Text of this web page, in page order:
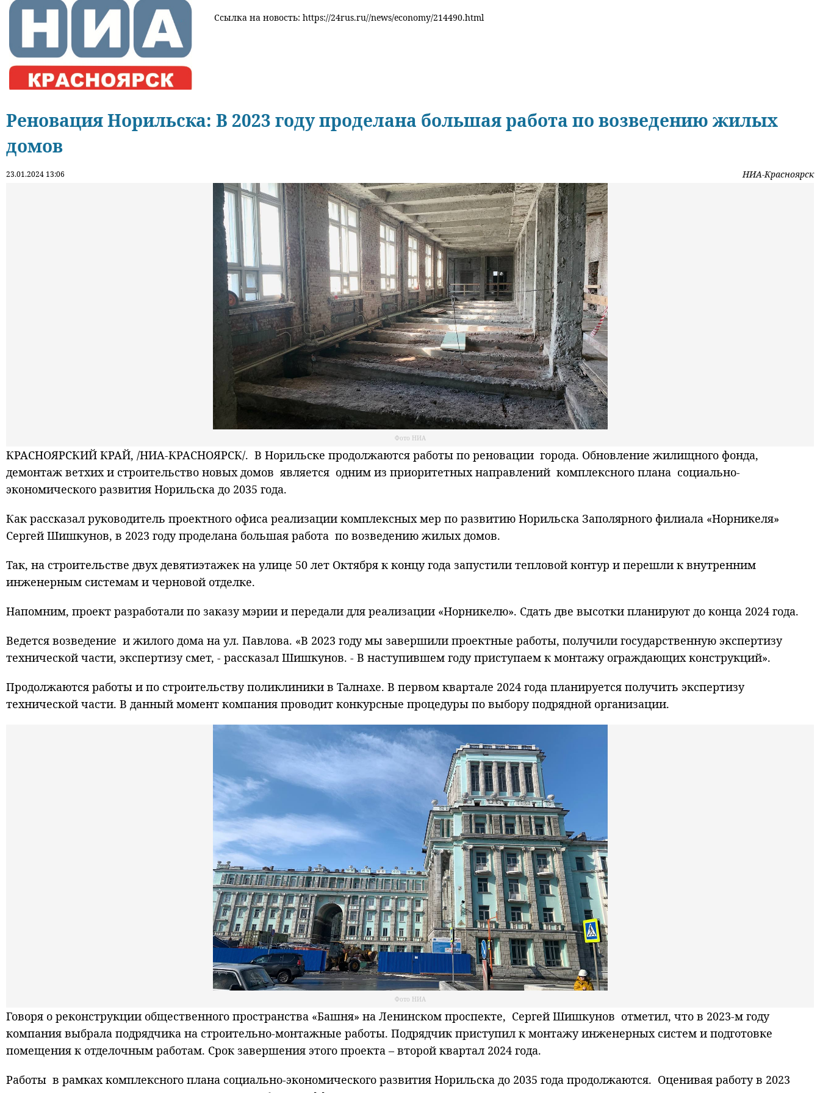
Ссылка на новость: https://24rus.ru//news/economy/214490.html
Реновация Норильска: В 2023 году проделана большая работа по возведению жилых
домов
23.01.2024 13:06 НИА-Красноярск
Фото НИА
КРАСНОЯРСКИЙ КРАЙ, /НИА-КРАСНОЯРСК/. В Норильске продолжаются работы по реновации города. Обновление жилищного фонда,
демонтаж ветхих и строительство новых домов является одним из приоритетных направлений комплексного плана социально-
экономического развития Норильска до 2035 года.
Как рассказал руководитель проектного офиса реализации комплексных мер по развитию Норильска Заполярного филиала «Норникеля»
Сергей Шишкунов, в 2023 году проделана большая работа по возведению жилых домов.
Так, на строительстве двух девятиэтажек на улице 50 лет Октября к концу года запустили тепловой контур и перешли к внутренним
инженерным системам и черновой отделке.
Напомним, проект разработали по заказу мэрии и передали для реализации «Норникелю». Сдать две высотки планируют до конца 2024 года.
Ведется возведение и жилого дома на ул. Павлова. «В 2023 году мы завершили проектные работы, получили государственную экспертизу
технической части, экспертизу смет, - рассказал Шишкунов. - В наступившем году приступаем к монтажу ограждающих конструкций».
Продолжаются работы и по строительству поликлиники в Талнахе. В первом квартале 2024 года планируется получить экспертизу
технической части. В данный момент компания проводит конкурсные процедуры по выбору подрядной организации.
Фото НИА
Говоря о реконструкции общественного пространства «Башня» на Ленинском проспекте, Сергей Шишкунов отметил, что в 2023-м году
компания выбрала подрядчика на строительно-монтажные работы. Подрядчик приступил к монтажу инженерных систем и подготовке
помещения к отделочным работам. Срок завершения этого проекта – второй квартал 2024 года.
Работы в рамках комплексного плана социально-экономического развития Норильска до 2035 года продолжаются. Оценивая работу в 2023